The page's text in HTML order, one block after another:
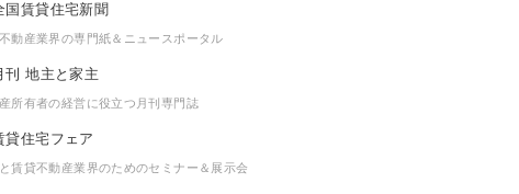
動産業界の専門紙＆ニュースポータル
所有者の経営に役立つ月刊専門誌
賃貸不動産業界のためのセミナー＆展示会